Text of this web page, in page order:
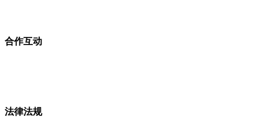
合作互动
法律法规